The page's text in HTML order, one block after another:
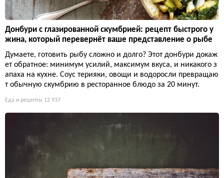
Донбури с глазированной скумбрией: рецепт быстрого у
жина, который перевернёт ваше представление о рыбе
Думаете, готовить рыбу сложно и долго? Этот донбури докаж
ет обратное: минимум усилий, максимум вкуса, и никакого з
апаха на кухне. Соус терияки, овощи и водоросли превращаю
т обычную скумбрию в ресторанное блюдо за 20 минут.
Еда и рецепты 12 937